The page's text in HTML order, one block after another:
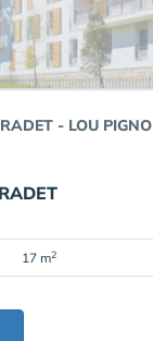
- LOU PIGNO
17 m2